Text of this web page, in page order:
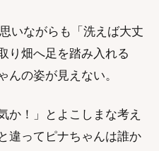
いながらも「洗えば大丈
り畑へ足を踏み入れる
んの姿が見えない。
か！」とよこしまな考え
違ってピナちゃんは誰か